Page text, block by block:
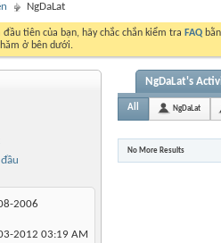
NgDaLat
tiên của bạn, hãy chắc chắn kiểm tra FAQ
ở bên dưới.
2006
2012 03:19 AM
NgDaLat's
All NgDaLat
No More Results